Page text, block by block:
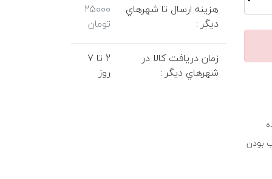
بودن
هزينه ارسال تا شهرهاي
ديگر :
25000
تومان
زمان دريافت کالا در
شهرهاي ديگر :
2 تا 7
روز